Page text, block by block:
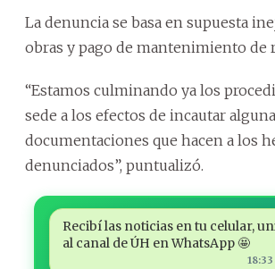
La denuncia se basa en supuesta
obras y pago de mantenimiento de
“Estamos culminando ya los
sede a los efectos de incautar
documentaciones que hacen a los
denunciados”, puntualizó.
Recibí las noticias en tu celular,
al canal de ÚH en WhatsApp 🤩
18:33